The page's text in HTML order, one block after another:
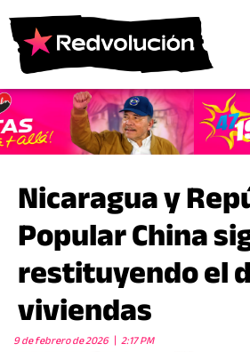
Nicaragua y
Popular China
restituyendo el
viviendas
9 de febrero de 2026 2:17 PM